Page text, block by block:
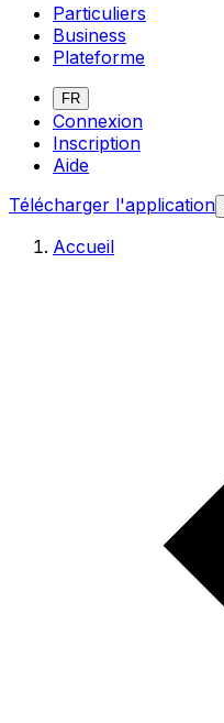
Particuliers
Business
Plateforme
FR
Connexion
Inscription
Aide
Télécharger l'application
Accueil